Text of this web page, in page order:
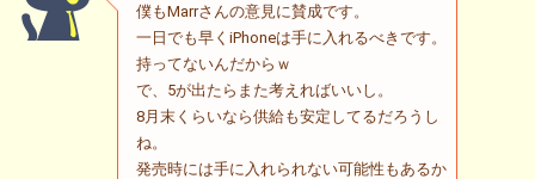
僕もMarrさんの意見に賛成です。
一日でも早くiPhoneは手に入れるべきです。
持ってないんだからｗ
で、5が出たらまた考えればいいし。
8月末くらいなら供給も安定してるだろうし
ね。
発売時には手に入れられない可能性もあるか